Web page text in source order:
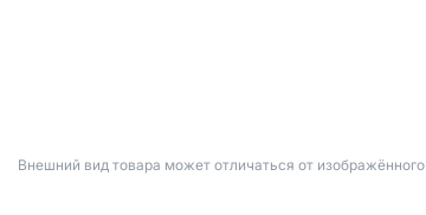
Bнешний вид товара может отличаться от изображённого